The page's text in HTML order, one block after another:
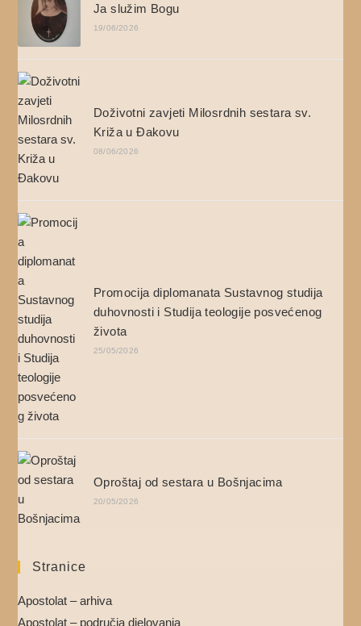
Ja služim Bogu
19/06/2026
Doživotni zavjeti Milosrdnih sestara sv.
Križa u Đakovu
08/06/2026
Promocija diplomanata Sustavnog studija
duhovnosti i Studija teologije posvećenog
života
25/05/2026
Oproštaj od sestara u Bošnjacima
20/05/2026
Stranice
Apostolat – arhiva
Apostolat – područja djelovanja